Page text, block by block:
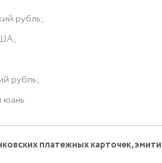
рубль;
рубль;
юань.
платежных карточек,